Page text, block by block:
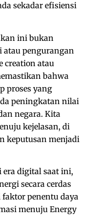
sekadar efisiensi
ini bukan
atau pengurangan
creation atau
bahwa
proses yang
peningkatan nilai
negara. Kita
kejelasan, di
keputusan menjadi
era digital saat ini,
secara cerdas
penentu daya
menuju Energy